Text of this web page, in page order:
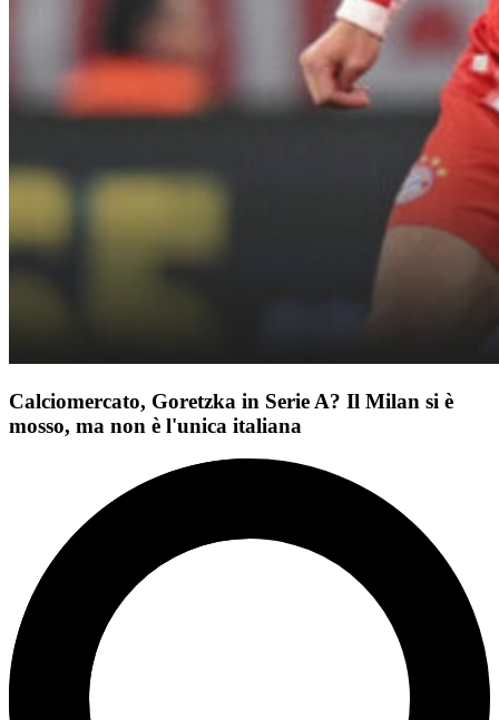
Calciomercato, Goretzka in Serie A? Il Milan si è
mosso, ma non è l'unica italiana